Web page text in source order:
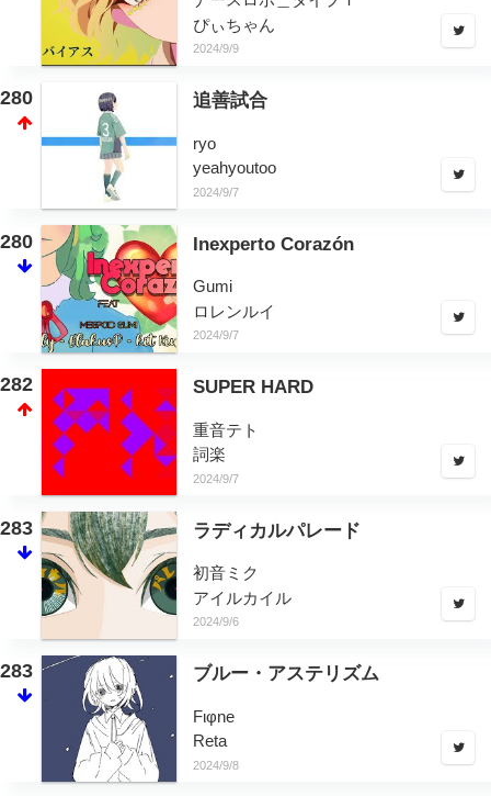
ぴぃちゃん
2024/9/9
280 追善試合
ryo
yeahyoutoo
2024/9/7
280 Inexperto Corazón
Gumi
ロレンルイ
2024/9/7
282 SUPER HARD
重音テト
詞楽
2024/9/7
283 ラディカルパレード
初音ミク
アイルカイル
2024/9/6
283 ブルー・アステリズム
Fιφne
Reta
2024/9/8